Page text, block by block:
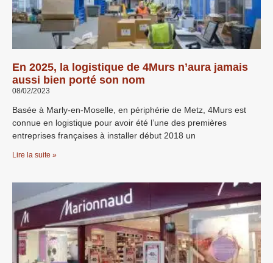
En 2025, la logistique de 4Murs n’aura jamais
aussi bien porté son nom
08/02/2023
Basée à Marly-en-Moselle, en périphérie de Metz, 4Murs est
connue en logistique pour avoir été l’une des premières
entreprises françaises à installer début 2018 un
Lire la suite »